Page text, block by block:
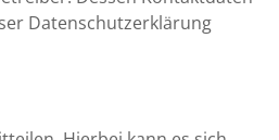
Datenschutzerklärung